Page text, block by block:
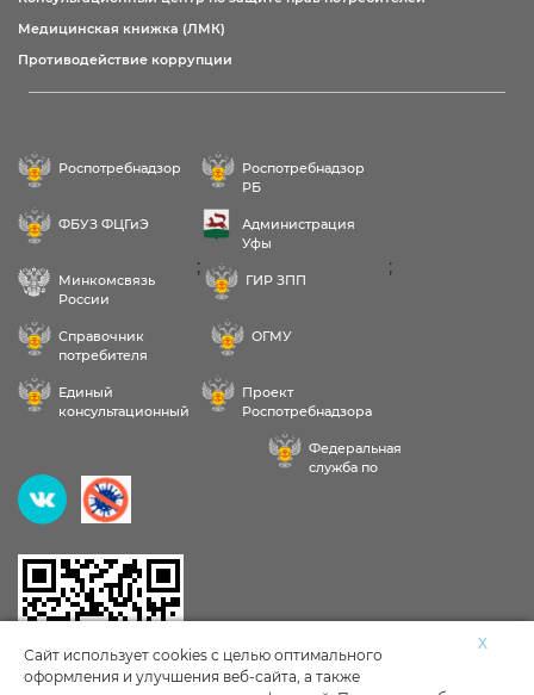
Здравствуйте! Пожалуйста,
выберите услугу:
Исследования воды, продуктов, почвы
Личные мед книжки Клещи
Медицинская книжка (ЛМК)
Противодействие коррупции
Роспотребнадзор
Роспотребнадзор
РБ
ФБУЗ ФЦГиЭ
Администрация
Уфы
Минкомсвязь
России
;
ГИР ЗПП
;
Справочник
потребителя
ОГМУ
Единый
консультационный
Проект
Роспотребнадзора
РФ «Здоровое
питание» Федеральная
служба по
X
Сайт использует cookies с целью оптимального
оформления и улучшения веб-сайта, а также